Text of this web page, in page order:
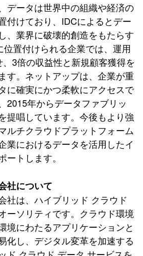
データは世界中の組織や経済の
付けており、IDCによるとデー
、業界に破壊的創造をもたらす
位置付けられる企業では、運用
3倍の収益性と新規顧客獲得を
す。ネットアップは、企業が重
に確実にかつ柔軟にアクセスで
2015年からデータファブリッ
提唱しています。今後もより強
ルチクラウドプラットフォーム
業におけるデータを活用したイ
ートします。
社について
社は、ハイブリッド クラウド
ーソリティです。クラウド環境
境にわたるアプリケーションと
化し、デジタル変革を加速する